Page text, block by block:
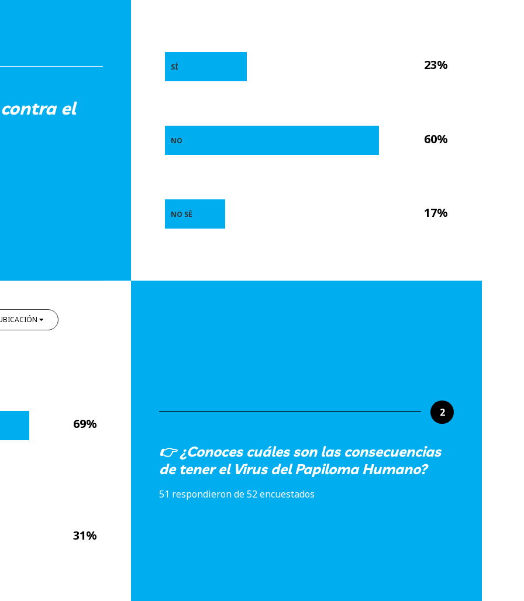
el
23%
60%
17%
SÍ
NO
NO SÉ
2
👉 ¿Conoces cuáles son las consecuencias
de tener el Virus del Papiloma Humano?
51 respondieron de 52 encuestados
69%
31%